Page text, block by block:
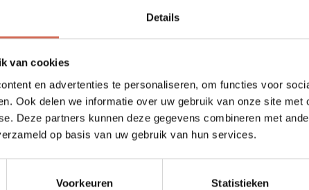
Details
van cookies
en advertenties te personaliseren, om functies voor
Ook delen we informatie over uw gebruik van onze site met
Deze partners kunnen deze gegevens combineren met
op basis van uw gebruik van hun services.
Voorkeuren Statistieken